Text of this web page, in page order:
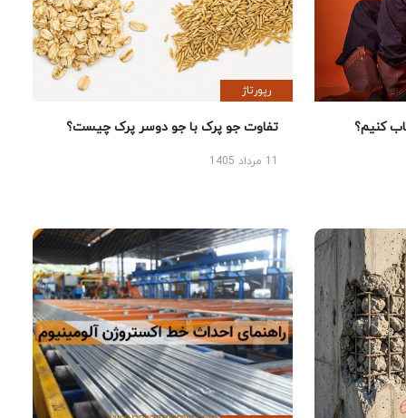
کنیم؟
رپورتاژ
تفاوت جو پرک با جو دوسر پرک چیست؟